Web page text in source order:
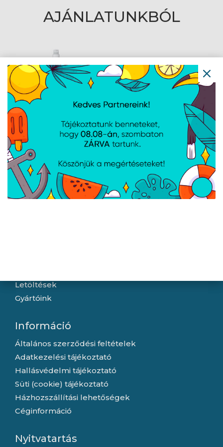
AJÁNLATUNKBÓL
Apple Lightning - 3.5mm
jack adapter
Letöltések
Gyártóink
Információ
Általános szerződési feltételek
Adatkezelési tájékoztató
Hallásvédelmi tájékoztató
Süti (cookie) tájékoztató
Házhozszállítási lehetőségek
Céginformáció
Nyitvatartás